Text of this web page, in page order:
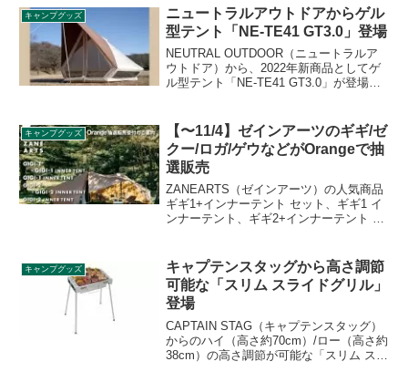
ければ多彩なキャンプ料理も楽しめま
す。詳細をレビューします。
キャンプグッズ
ニュートラルアウトドアからゲル
型テント「NE-TE41 GT3.0」登場
NEUTRAL OUTDOOR（ニュートラルア
ウトドア）から、2022年新商品としてゲ
ル型テント「NE-TE41 GT3.0」が登場し
クな形状のテントです。詳細をレビュー
します。
キャンプグッズ
【〜11/4】ゼインアーツのギギ/ゼ
クー/ロガ/ゲウなどがOrangeで抽
選販売
ZANEARTS（ゼインアーツ）の人気商品
ギギ1+インナーテント セット、ギギ1 イ
ンナーテント、ギギ2+インナーテント セ
アショップOrange（オレンジ）のオンラ
インストアにて抽選販売されます。詳細
をレビューします。
キャンプグッズ
キャプテンスタッグから高さ調節
可能な「スリム スライドグリル」
登場
CAPTAIN STAG（キャプテンスタッグ）
からのハイ（高さ約70cm）/ロー（高さ約
38cm）の高さ調節が可能な「スリム スラ